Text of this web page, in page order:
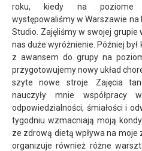
roku, kiedy na poziome
występowaliśmy w Warszawie
Studio. Zajęliśmy w swojej grupie
nas duże wyróżnienie. Później
z awansem do grupy na
przygotowujemy nowy układ
szyte nowe stroje. Zajęcia
nauczyły mnie współpracy
odpowiedzialności, śmiałości i
tygodniu wzmacniają moją
ze zdrową dietą wpływa na moje
organizuje również różne